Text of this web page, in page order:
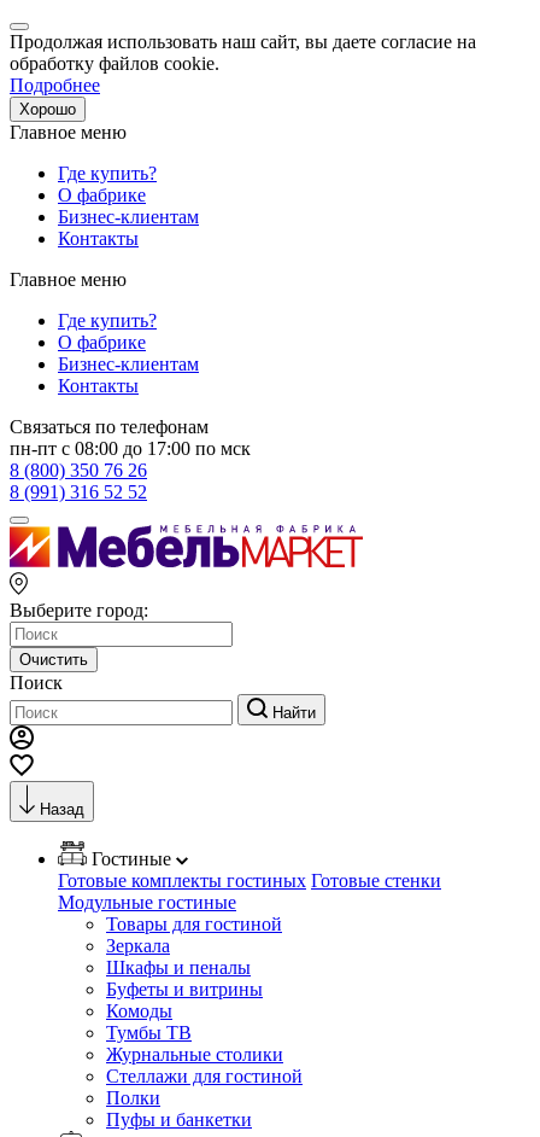
Продолжая использовать наш сайт, вы даете согласие на
обработку файлов cookie.
Подробнее
Хорошо
Главное меню
Где купить?
О фабрике
Бизнес-клиентам
Контакты
Главное меню
Где купить?
О фабрике
Бизнес-клиентам
Контакты
Связаться по телефонам
пн-пт с 08:00 до 17:00 по мск
8 (800) 350 76 26
8 (991) 316 52 52
Выберите город:
Очистить
Поиск
Найти
Назад
Гостиные
Готовые комплекты гостиных Готовые стенки
Модульные гостиные
Товары для гостиной
Зеркала
Шкафы и пеналы
Буфеты и витрины
Комоды
Тумбы ТВ
Журнальные столики
Стеллажи для гостиной
Полки
Пуфы и банкетки